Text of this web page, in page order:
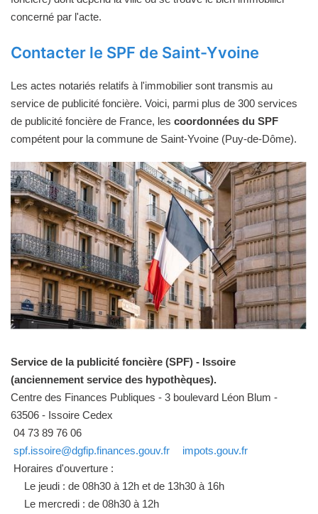
concerné par l'acte.
Contacter le SPF de Saint-Yvoine
Les actes notariés relatifs à l'immobilier sont transmis au
service de publicité foncière. Voici, parmi plus de 300 services
de publicité foncière de France, les coordonnées du SPF
compétent pour la commune de Saint-Yvoine (Puy-de-Dôme).
Service de la publicité foncière (SPF) - Issoire
(anciennement service des hypothèques).
Centre des Finances Publiques - 3 boulevard Léon Blum -
63506 - Issoire Cedex
04 73 89 76 06
spf.issoire@dgfip.finances.gouv.fr
impots.gouv.fr
Horaires d'ouverture :
Le jeudi : de 08h30 à 12h et de 13h30 à 16h
Le mercredi : de 08h30 à 12h